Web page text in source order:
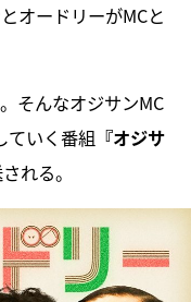
オードリーがMCと
そんなオジサンMC
ていく番組 『オジサ
れる。